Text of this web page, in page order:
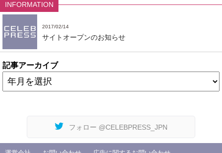
INFORMATION
2017/02/14
サイトオープンのお知らせ
記事アーカイブ
フォロー @CELEBPRESS_JPN